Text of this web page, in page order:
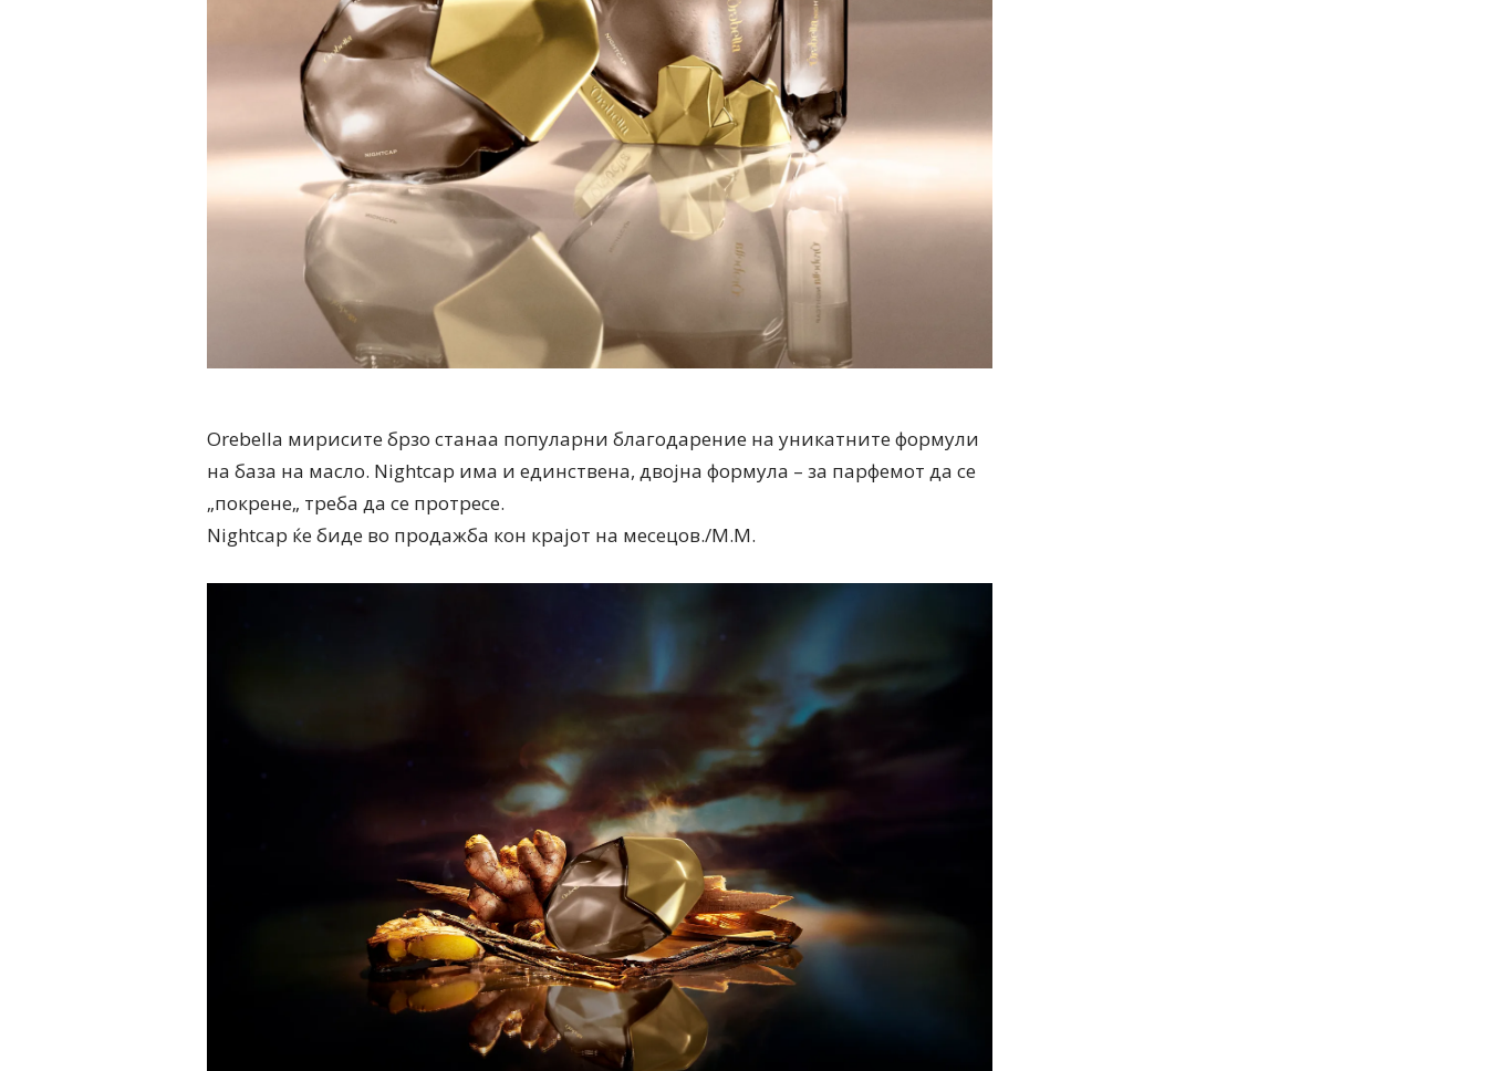
Orebella мирисите брзо станаа популарни благодарение на уникатните формули
на база на масло. Nightcap има и единствена, двојна формула – за парфемот да се
„покрене„ треба да се протресе.
Nightcap ќе биде во продажба кон крајот на месецов./М.М.